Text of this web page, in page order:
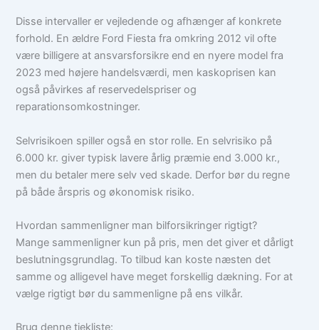
Disse intervaller er vejledende og afhænger af konkrete
forhold. En ældre Ford Fiesta fra omkring 2012 vil ofte
være billigere at ansvarsforsikre end en nyere model fra
2023 med højere handelsværdi, men kaskoprisen kan
også påvirkes af reservedelspriser og
reparationsomkostninger.
Selvrisikoen spiller også en stor rolle. En selvrisiko på
6.000 kr. giver typisk lavere årlig præmie end 3.000 kr.,
men du betaler mere selv ved skade. Derfor bør du regne
på både årspris og økonomisk risiko.
Hvordan sammenligner man bilforsikringer rigtigt?
Mange sammenligner kun på pris, men det giver et dårligt
beslutningsgrundlag. To tilbud kan koste næsten det
samme og alligevel have meget forskellig dækning. For at
vælge rigtigt bør du sammenligne på ens vilkår.
Brug denne tjekliste: